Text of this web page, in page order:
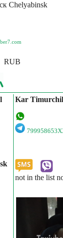
Chelyabinsk
RUB
Kar
not in the list